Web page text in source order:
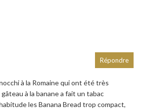
à la Romaine qui ont été très
à la banane a fait un tabac
les Banana Bread trop compact,
Répondre